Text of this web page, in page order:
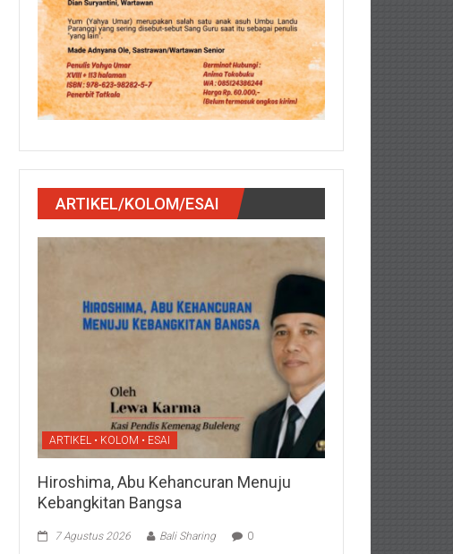
ARTIKEL/KOLOM/ESAI
ARTIKEL • KOLOM • ESAI
Hiroshima, Abu Kehancuran Menuju
Kebangkitan Bangsa
7 Agustus 2026 Bali Sharing 0